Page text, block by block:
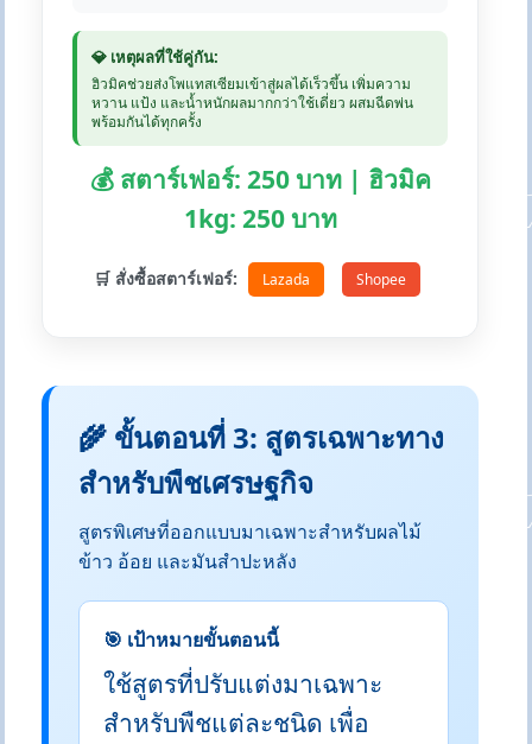
💎 เหตุผลที่ใช้คู่กัน:
ฮิวมิคช่วยส่งโพแทสเซียมเข้าสู่ผลได้เร็วขึ้น เพิ่มความ
หวาน แป้ง และน้ำหนักผลมากกว่าใช้เดี่ยว ผสมฉีดพ่น
พร้อมกันได้ทุกครั้ง
💰 สตาร์เฟอร์: 250 บาท | ฮิวมิค
1kg: 250 บาท
🛒 สั่งซื้อสตาร์เฟอร์: Lazada Shopee
🌾 ขั้นตอนที่ 3: สูตรเฉพาะทาง
สำหรับพืชเศรษฐกิจ
สูตรพิเศษที่ออกแบบมาเฉพาะสำหรับผลไม้
ข้าว อ้อย และมันสำปะหลัง
🎯 เป้าหมายขั้นตอนนี้
ใช้สูตรที่ปรับแต่งมาเฉพาะ
สำหรับพืชแต่ละชนิด เพื่อ